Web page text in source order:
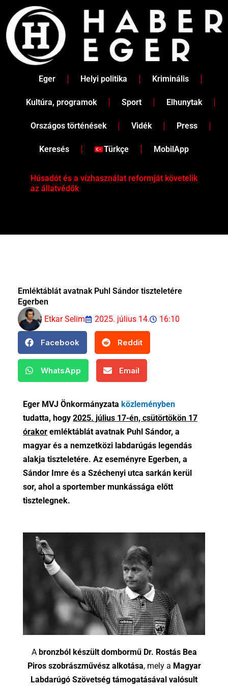
content
Eger Helyi politika Kriminális
Kultúra, programok Sport Elhunytak
Országos történések Vidék Press
Keresés Türkçe MobilApp
Húsadót és a vízhasználat reformját követelik
az állatvédők
Emléktáblát avatnak Puhl Sándor tiszteletére
Egerben
Etkar Selim
2025. július 14. 16:10
Facebook Reddit
WhatsApp Email
Eger MVJ Önkormányzata közleményben
tudatta, hogy2025. július 17-én, csütörtökön 17
órakor emléktáblát avatnak Puhl Sándor, a
magyar és a nemzetközi labdarúgás legendás
alakja tiszteletére. Az eseményre Egerben, a
Sándor Imre és a Széchenyi utca sarkán kerül
sor, ahol a sportember munkássága előtt
tisztelegnek.
A bronzból készült dombormű Dr. Rostás Bea
Piros szobrászművész alkotása, mely a Magyar
Labdarúgó Szövetség támogatásával valósult